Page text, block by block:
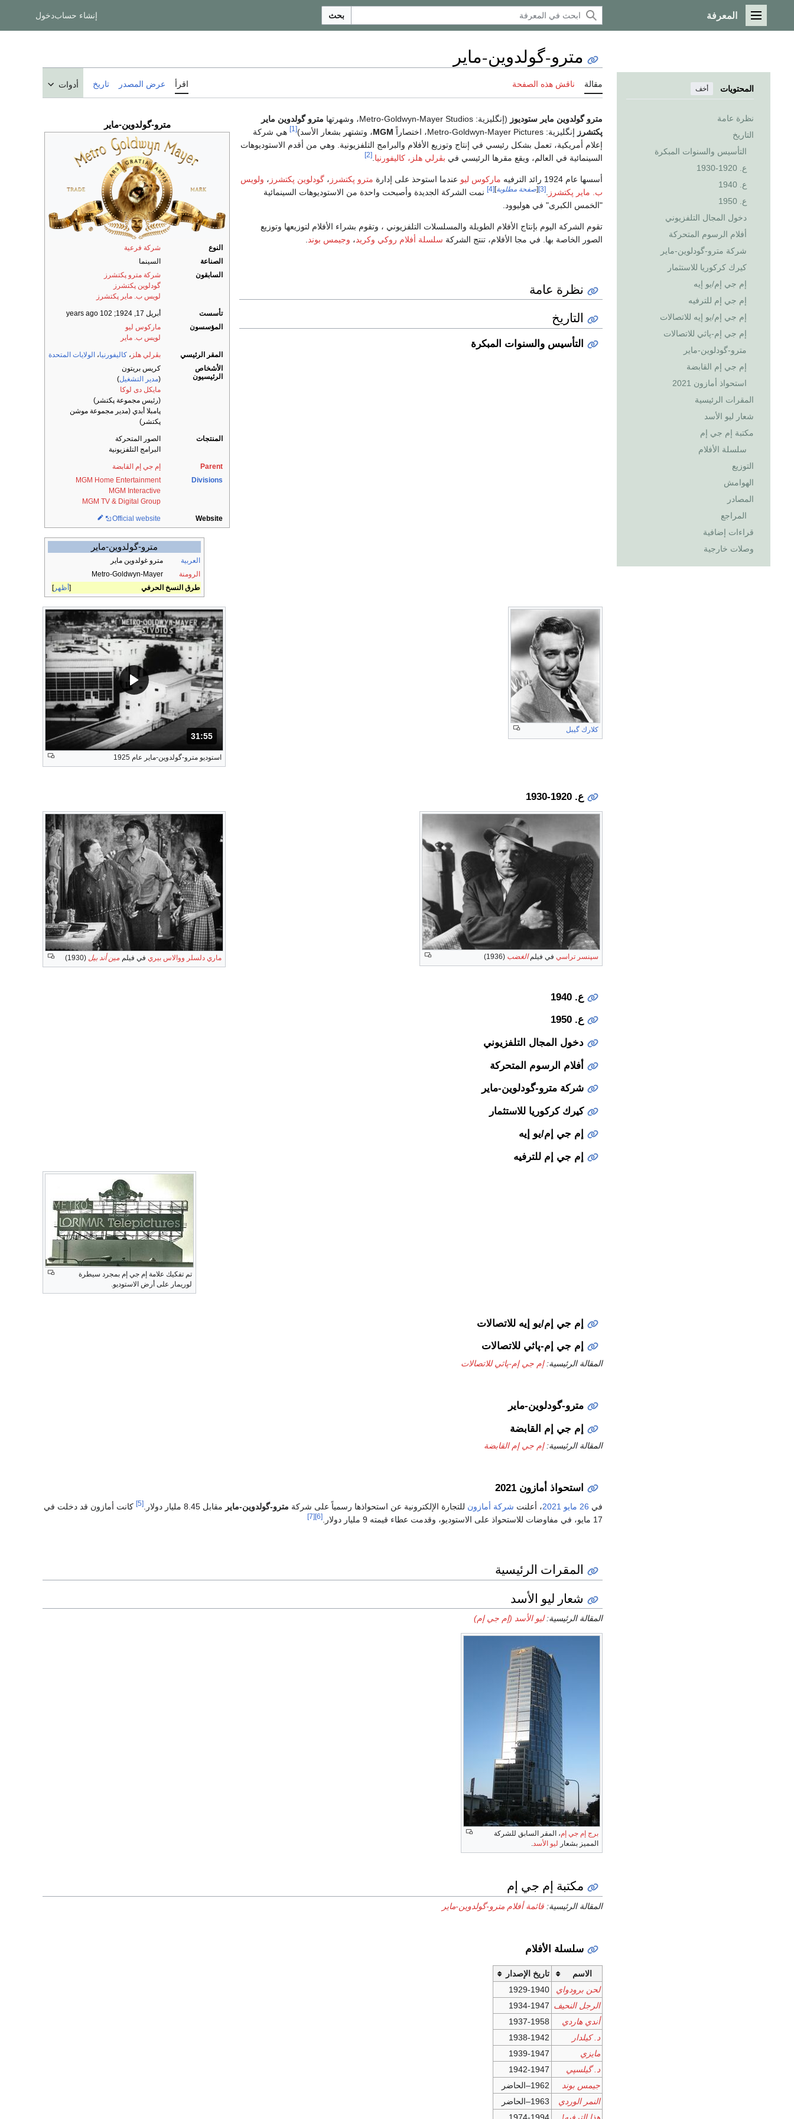
القائمة الرئيسية
المعرفة بحث إنشاء حسابدخول
المحتويات أخف
نظرة عامة
التاريخ
التأسيس والسنوات المبكرة
ع. 1920-1930
ع. 1940
ع. 1950
دخول المجال التلفزيوني
أفلام الرسوم المتحركة
شركة مترو-گودلوين-ماير
كيرك كركوريا للاستثمار
إم جي إم/يو إيه
إم جي إم للترفيه
إم جي إم/يو إيه للاتصالات
إم جي إم-پاثي للاتصالات
مترو-گودلوين-ماير
إم جي إم القابضة
استحواذ أمازون 2021
المقرات الرئيسية
شعار ليو الأسد
مكتبة إم جي إم
سلسلة الأفلام
التوزيع
الهوامش
المصادر
المراجع
قراءات إضافية
وصلات خارجية
مترو-گولدوين-ماير
مقالة ناقش هذه الصفحة اقرأ عرض المصدر تاريخ أدوات
مترو-گولدوين-ماير
النوع
شركة فرعية
الصناعة
السينما
السابقون
شركة مترو پكتشرز
گودلوين پكتشرز
لويس ب. ماير پكتشرز
تأسست أبريل 17, 1924
; 102 years ago
المؤسسون
ماركوس ليو
لويس ب. ماير
المقر الرئيسي بڤرلي هلز ، كاليفورنيا، الولايات المتحدة
الأشخاص
الرئيسيون
كريس بريتون
(مدير التشغيل)
مايكل دى لوكا
(رئيس مجموعة پكتشر)
پامبلا أبدي (مدير مجموعة موشن
پكتشر)
المنتجات
الصور المتحركة
البرامج التلفزيونية
Parent
إم جي إم القابضة
Divisions
MGM Home Entertainment
MGM Interactive
MGM TV & Digital Group
Website
Official website
مترو-گولدوين-ماير
العربية
مترو غولدوين ماير
الرومنة
Metro-Goldwyn-Mayer
أظهر
طرق النسخ الحرفي
مترو گولدوين ماير ستوديوز (إنگليزية: Metro-Goldwyn-Mayer Studios، وشهرتها مترو گولدوين ماير
پكتشرز إنگليزية: Metro-Goldwyn-Mayer Pictures، اختصاراً MGM، وتشتهر بشعار الأسد)[1]
هي شركة
إعلام أمريكية، تعمل بشكل رئيسي في إنتاج وتوزيع الأفلام والبرامج التلفزيونية. وهي من أقدم الاستوديوهات
السينمائية في العالم، ويقع مقرها الرئيسي في بڤرلي هلز، كاليفورنيا [2]
أسسها عام 1924 رائد الترفيه ماركوس ليو عندما استوحذ على إدارة مترو پكتشرز ، گودلوين پكتشرز ، ولويس
ب. ماير پكتشرز
[3]
[صفحة مطلوبة]
[4]
نمت الشركة الجديدة وأصبحت واحدة من الاستوديوهات السينمائية
"الخمس الكبرى" في هوليوود.
تقوم الشركة اليوم بإنتاج الأفلام الطويلة والمسلسلات التلفزيوني ، وتقوم بشراء الأفلام لتوزيعها وتوزيع
الصور الخاصة بها. في مجا الأفلام، تنتج الشركة سلسلة أفلام روكي وكريد، وجيمس بوند
نظرة عامة
التاريخ
التأسيس والسنوات المبكرة
المدة: دقائق و 55 ثواني.
31:55
استوديو مترو-گولدوين-ماير عام 1925
كلارك گيبل
ع. 1920-1930
ماري دلسلر ووالاس بيري في فيلم مين أند بيل (1930) سپنسر تراسي في فيلمالغضب (1936)
ع. 1940
ع. 1950
دخول المجال التلفزيوني
أفلام الرسوم المتحركة
شركة مترو-گودلوين-ماير
كيرك كركوريا للاستثمار
إم جي إم/يو إيه
إم جي إم للترفيه
تم تفكيك علامة إم جي إم بمجرد سيطرة
لوريمار على أرض الاستوديو.
إم جي إم/يو إيه للاتصالات
إم جي إم-پاثي للاتصالات
المقالة الرئيسية:إم جي إم-پاثي للاتصالات
مترو-گودلوين-ماير
إم جي إم القابضة
المقالة الرئيسية:إم جي إم القابضة
استحواذ أمازون 2021
في 26 مايو 2021، أعلنت شركة أمازون للتجارة الإلكترونية عن استحواذها رسمياً على شركة مترو-گولدوين-ماير مقابل 8.45 مليار دولار. [5]
كانت أمازون قد دخلت في
17 مايو، في مفاوضات للاستحواذ على الاستوديو، وقدمت عطاء قيمته 9 مليار دولار.
[6]
[7]
المقرات الرئيسية
شعار ليو الأسد
المقالة الرئيسية:ليو الأسد (إم جي إم)
برج إم جي إم، المقر السابق للشركة
المميز بشعار ليو الأسد.
مكتبة إم جي إم
المقالة الرئيسية: قائمة أفلام مترو-گولدوين-ماير
سلسلة الأفلام
الاسم
تاريخ الإصدار
لحن برودواي
1929-1940
الرجل النحيف 1934-1947
أندي هاردي
1937-1958
د. كيلدار
1938-1942
مايزي
1939-1947
د. گيلسپي
1942-1947
جيمس بوند
1962–الحاضر
النمر الوردي
1963–الحاضر
هذا الترفيه!
1974-1994